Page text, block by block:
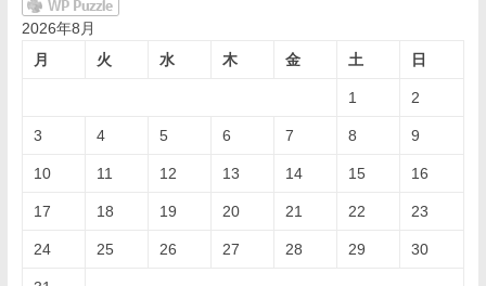
2026年8月
月
火 水 木 金 土 日
1 2
3 4 5 6 7 8 9
10 11 12 13 14 15 16
17 18 19 20 21 22 23
24 25 26 27 28 29 30